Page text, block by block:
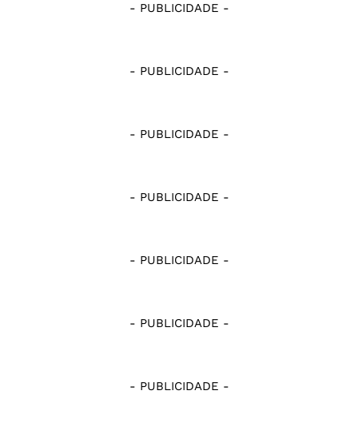
- PUBLICIDADE -
- PUBLICIDADE -
- PUBLICIDADE -
- PUBLICIDADE -
- PUBLICIDADE -
- PUBLICIDADE -
- PUBLICIDADE -